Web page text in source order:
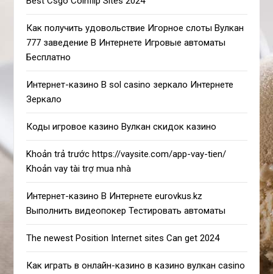
Как получить удовольствие Игорное слоты Вулкан
777 заведение В Интернете Игровые автоматы
Бесплатно
Интернет-казино В sol casino зеркало Интернете
Зеркало
Коды игровое казино Вулкан скидок казино
Khoản trả trước https://vaysite.com/app-vay-tien/
Khoản vay tài trợ mua nhà
Интернет-казино В Интернете eurovkus.kz
Выполнить видеопокер Тестировать автоматы
The newest Position Internet sites Can get 2024
Как играть в онлайн-казино в казино вулкан casino